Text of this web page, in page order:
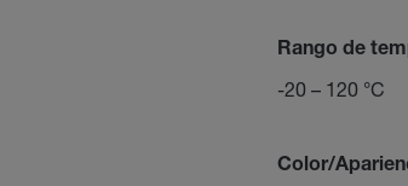
Rango de
-20 – 120 °C
Color/